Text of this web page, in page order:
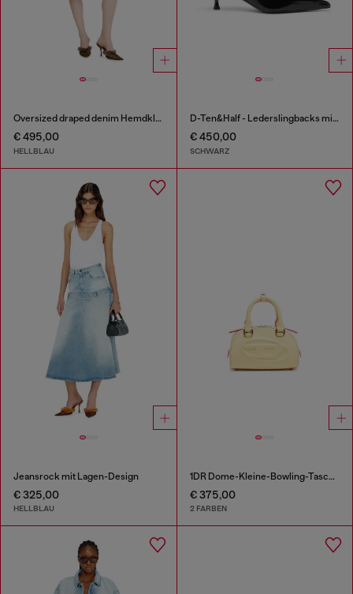
Oversized draped denim Hemdkleid
€ 495,00
HELLBLAU
D-Ten&Half - Lederslingbacks mit Oval D Schmuck
€ 450,00
SCHWARZ
Jeansrock mit Lagen-Design
€ 325,00
HELLBLAU
1DR Dome-Kleine-Bowling-Tasche aus Leder
€ 375,00
2 FARBEN